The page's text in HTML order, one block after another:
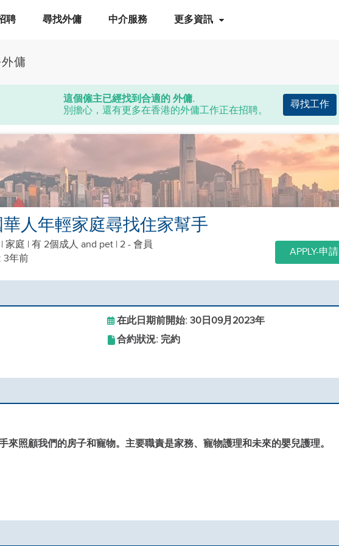
聘 尋找外傭 中介服務 更多資訊
外傭
這個僱主已經找到合適的 外傭.
別擔心，還有更多在香港的外傭工作正在招聘。
尋找工作
人年輕家庭尋找住家幫手
| 家庭 | 有 2個成人 and pet | 2 - 會員
3年前
APPLY-申請
在此日期前開始: 30日09月2023年
合約狀況: 完約
來照顧我們的房子和寵物。主要職責是家務、寵物護理和未來的嬰兒護理。